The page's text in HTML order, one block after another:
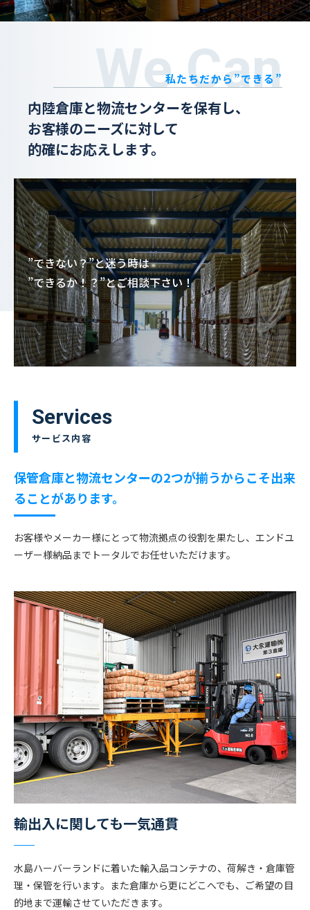
We Can
私たちだから”できる”
内陸倉庫と物流センターを保有し、
お客様のニーズに対して
的確にお応えします。
”できない？”と迷う時は
”できるか！？”とご相談下さい！
Services
サービス内容
保管倉庫と物流センターの2つが揃うからこそ出来
ることがあります。
お客様やメーカー様にとって物流拠点の役割を果たし、エンドユ
ーザー様納品までトータルでお任せいただけます。
輸出入に関しても一気通貫
水島ハーバーランドに着いた輸入品コンテナの、荷解き・倉庫管
理・保管を行います。また倉庫から更にどこへでも、ご希望の目
的地まで運輸させていただきます。